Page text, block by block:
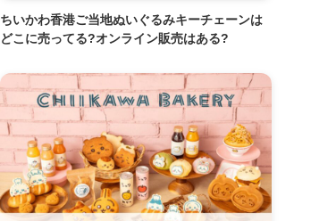
ちいかわ香港ご当地ぬいぐるみキーチェーンは
どこに売ってる?オンライン販売はある?